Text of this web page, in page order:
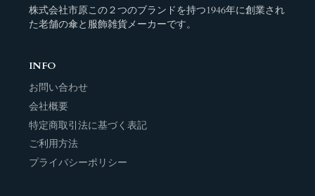
株式会社市原この２つのブランドを持つ1946年に創業され
た老舗の傘と服飾雑貨メーカーです。
INFO
お問い合わせ
会社概要
特定商取引法に基づく表記
ご利用方法
プライバシーポリシー